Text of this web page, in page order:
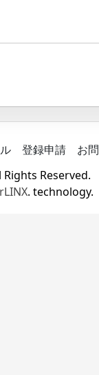
登録申請
お
Rights Reserved.
. technology.